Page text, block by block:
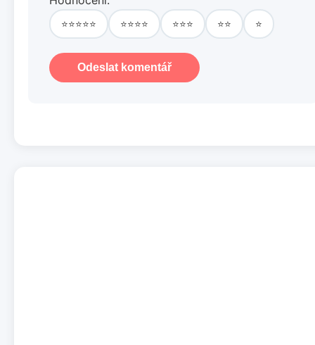
⭐⭐⭐⭐⭐ ⭐⭐⭐⭐ ⭐⭐⭐ ⭐⭐ ⭐
Odeslat komentář